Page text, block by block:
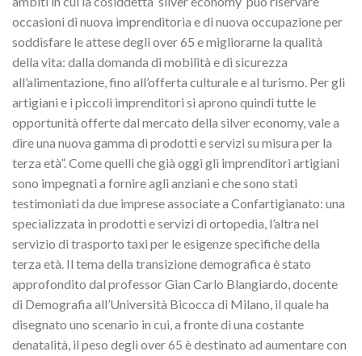
occasioni di nuova imprenditoria e di nuova occupazione per
soddisfare le attese degli over 65 e migliorarne la qualità
della vita: dalla domanda di mobilità e di sicurezza
all’alimentazione, fino all’offerta culturale e al turismo. Per gli
artigiani e i piccoli imprenditori si aprono quindi tutte le
opportunità offerte dal mercato della silver economy, vale a
dire una nuova gamma di prodotti e servizi su misura per la
terza età”. Come quelli che già oggi gli imprenditori artigiani
sono impegnati a fornire agli anziani e che sono stati
testimoniati da due imprese associate a Confartigianato: una
specializzata in prodotti e servizi di ortopedia, l’altra nel
servizio di trasporto taxi per le esigenze specifiche della
terza età. Il tema della transizione demografica è stato
approfondito dal professor Gian Carlo Blangiardo, docente
di Demografia all’Università Bicocca di Milano, il quale ha
disegnato uno scenario in cui, a fronte di una costante
denatalità, il peso degli over 65 è destinato ad aumentare con